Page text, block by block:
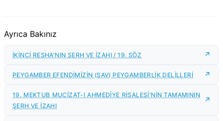
Ayrıca Bakınız
İKİNCİ REŞHA'NIN ŞERH VE İZAHI / 19. SÖZ
PEYGAMBER EFENDİMİZİN (SAV) PEYGAMBERLİK DELİLLERİ
19. MEKTUB MUCİZAT-I AHMEDİYE RİSALESİ'NİN TAMAMININ
ŞERH VE İZAHI